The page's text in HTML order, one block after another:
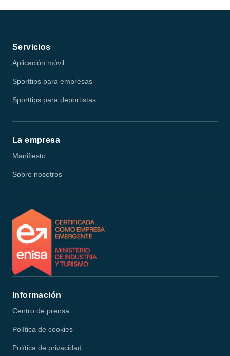
Servicios
Aplicación móvil
Sporttips para empresas
Sporttips para deportistas
La empresa
Manifiesto
Sobre nosotros
Información
Centro de prensa
Política de cookies
Política de privacidad